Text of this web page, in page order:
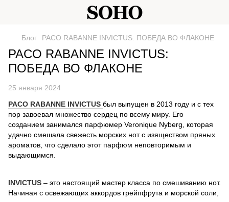
Блог PACO RABANNE INVICTUS: ПОБЕДА ВО ФЛАКОНЕ
PACO RABANNE INVICTUS:
ПОБЕДА ВО ФЛАКОНЕ
25 января 2024
PACO RABANNE INVICTUS был выпущен в 2013 году и с тех
пор завоевал множество сердец по всему миру. Его
созданием занимался парфюмер Veronique Nyberg, которая
удачно смешала свежесть морских нот с изяществом пряных
ароматов, что сделало этот парфюм неповторимым и
выдающимся.
INVICTUS – это настоящий мастер класса по смешиванию нот.
Начиная с освежающих аккордов грейпфрута и морской соли,